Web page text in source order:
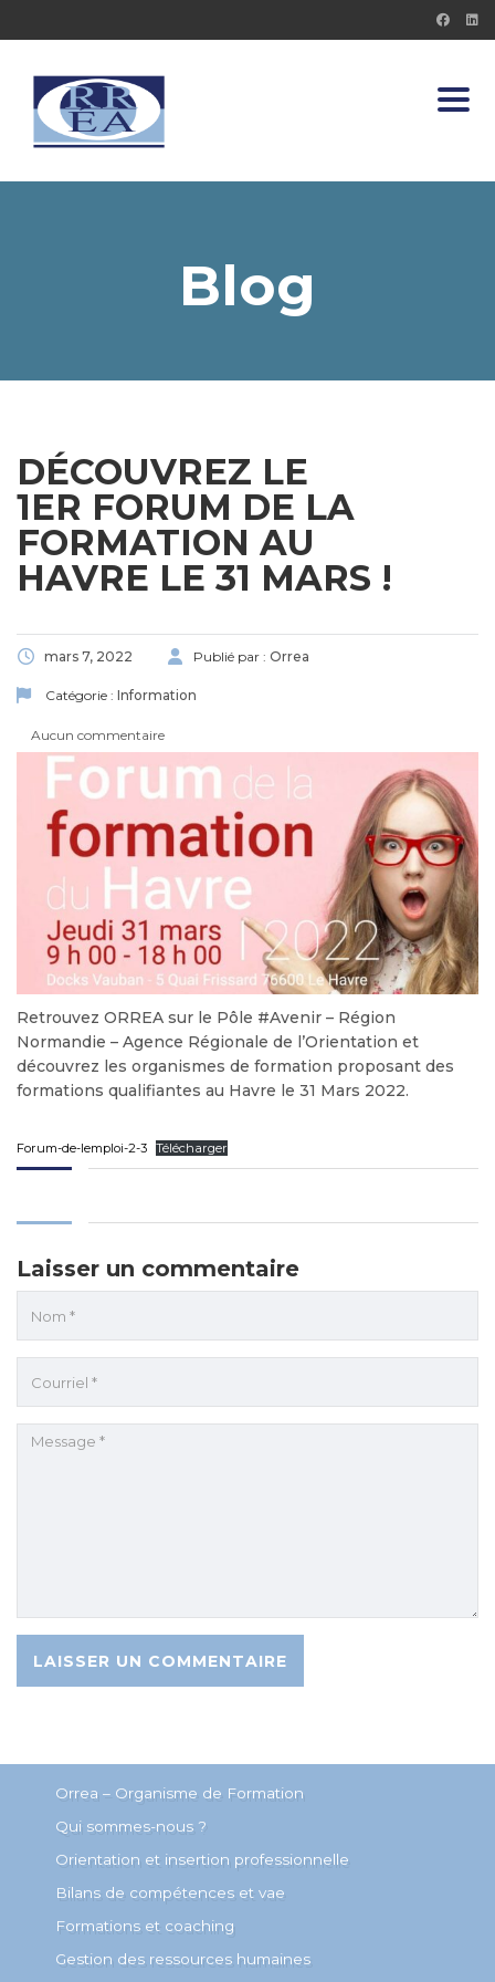
Blog
DÉCOUVREZ LE
1ER FORUM DE LA
FORMATION AU
HAVRE LE 31 MARS !
mars 7, 2022 Publié par : Orrea
Catégorie : Information
Aucun commentaire
Retrouvez ORREA sur le Pôle #Avenir – Région
Normandie – Agence Régionale de l’Orientation et
découvrez les organismes de formation proposant des
formations qualifiantes au Havre le 31 Mars 2022.
Forum-de-lemploi-2-3 Télécharger
Laisser un commentaire
Orrea – Organisme de Formation
Qui sommes-nous ?
Orientation et insertion professionnelle
Bilans de compétences et vae
Formations et coaching
Gestion des ressources humaines